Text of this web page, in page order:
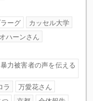
ーグ
カッセル大学
ハーンさん
力被害者の声を伝える
ラ
万愛花さん